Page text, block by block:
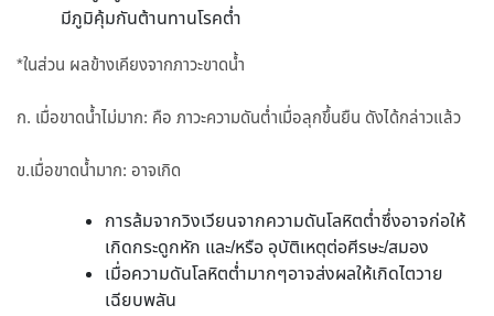
มีภูมิคุ้มกันต้านทานโรคต่ำ
*ในส่วน ผลข้างเคียงจากภาวะขาดน้ำ
ก. เมื่อขาดน้ำไม่มาก: คือ ภาวะความดันต่ำเมื่อลุกขึ้นยืน ดังได้กล่าวแล้ว
ข.เมื่อขาดน้ำมาก: อาจเกิด
การล้มจากวิงเวียนจากความดันโลหิตต่ำซึ่งอาจก่อให้
เกิดกระดูกหัก และ/หรือ อุบัติเหตุต่อศีรษะ/สมอง
เมื่อความดันโลหิตต่ำมากๆอาจส่งผลให้เกิดไตวาย
เฉียบพลัน